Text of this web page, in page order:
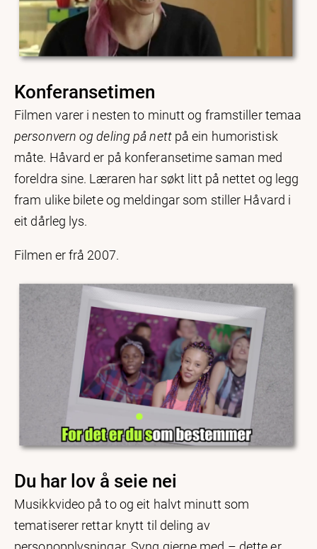
Konferansetimen
Filmen varer i nesten to minutt og framstiller temaa
personvern og deling på nettpå ein humoristisk
måte. Håvard er på konferansetime saman med
foreldra sine. Læraren har søkt litt på nettet og legg
fram ulike bilete og meldingar som stiller Håvard i
eit dårleg lys.
Filmen er frå 2007.
Du har lov å seie nei
Musikkvideo på to og eit halvt minutt som
tematiserer rettar knytt til deling av